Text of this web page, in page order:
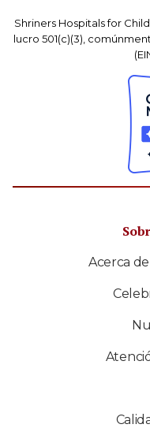
Shriners Hospitals for
lucro 501(c)(3),
Acerca